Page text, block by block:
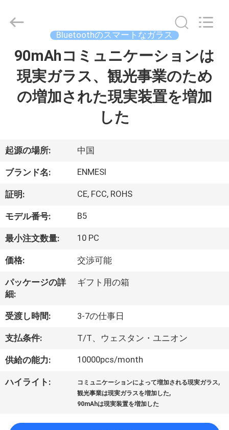
ク
ト
私
達
つ
い
て
工
場
旅
Copyright
Shenzhen
Technology
Reserved.
Bluetoothのスマートなガラス
90mAhコミュニケーションは
現実ガラス、観光事業のため
の増加された現実装置を増加
した
起源の場所: 中国
ブランド名: ENMESI
証明: CE, FCC, ROHS
モデル番号: B5
最小注文数量: 10 PC
価格: 交渉可能
パッケージの詳
細:
ギフト用の箱
受渡し時間: 3-7の仕事日
支払条件: T/T、ウェスタン・ユニオン
供給の能力: 10000pcs/month
ハイライト: コミュニケーションによって増加される現実ガラス,
観光事業は現実ガラスを増加した,
90mAhは現実装置を増加した